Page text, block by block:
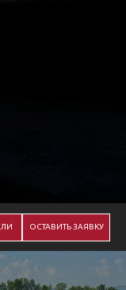
ОСТАВИТЬ ЗАЯВКУ